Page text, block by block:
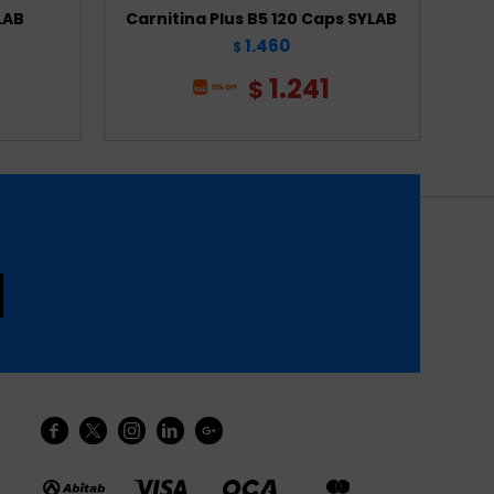
Carnitina Plus B5 120 Caps SYLAB
$ 1.460
$ 1.241
    